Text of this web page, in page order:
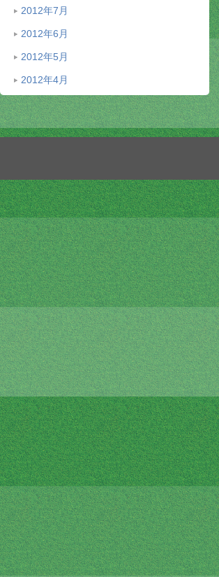
2012年7月
2012年6月
2012年5月
2012年4月